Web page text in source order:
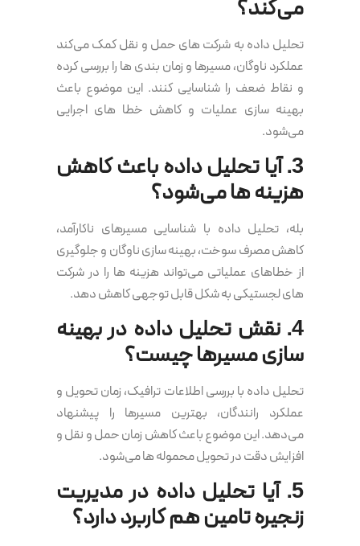
می‌کند؟
تحلیل داده به شرکت های حمل و نقل کمک می‌کند
عملکرد ناوگان، مسیرها و زمان بندی ها را بررسی کرده
و نقاط ضعف را شناسایی کنند. این موضوع باعث
بهینه سازی عملیات و کاهش خطا های اجرایی
می‌شود.
3. آیا تحلیل داده باعث کاهش
هزینه ها می‌شود؟
بله، تحلیل داده با شناسایی مسیرهای ناکارآمد،
کاهش مصرف سوخت، بهینه سازی ناوگان و جلوگیری
از خطاهای عملیاتی می‌تواند هزینه ها را در شرکت
های لجستیکی به شکل قابل توجهی کاهش دهد.
4. نقش تحلیل داده در بهینه
سازی مسیرها چیست؟
تحلیل داده با بررسی اطلاعات ترافیک، زمان تحویل و
عملکرد رانندگان، بهترین مسیرها را پیشنهاد
می‌دهد. این موضوع باعث کاهش زمان حمل و نقل و
افزایش دقت در تحویل محموله ها می‌شود.
5. آیا تحلیل داده در مدیریت
زنجیره تامین هم کاربرد دارد؟